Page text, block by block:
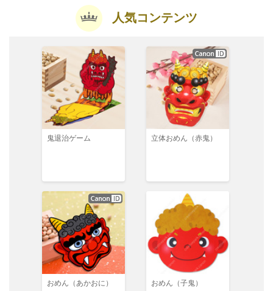
人気コンテンツ
鬼退治ゲーム 立体おめん（赤鬼）
おめん（あかおに） おめん（子鬼）